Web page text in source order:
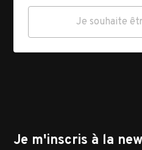
Je souhaite
Je m'inscris à la